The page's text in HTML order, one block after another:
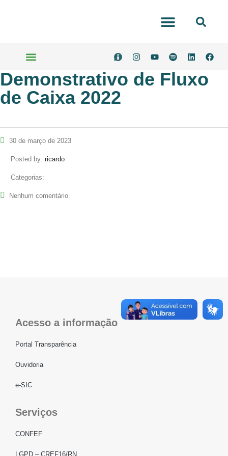
Demonstrativo de Fluxo
de Caixa 2022
30 de março de 2023
Posted by: ricardo
Categorias:
Nenhum comentário
Acesso a informação
Portal Transparência
Ouvidoria
e-SIC
Serviços
CONFEF
LGPD – CREF16/RN